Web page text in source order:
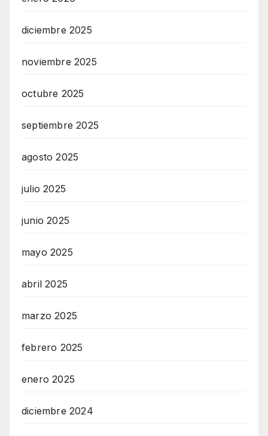
diciembre 2025
noviembre 2025
octubre 2025
septiembre 2025
agosto 2025
julio 2025
junio 2025
mayo 2025
abril 2025
marzo 2025
febrero 2025
enero 2025
diciembre 2024